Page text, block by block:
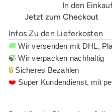
In den
Jetzt zum Checkout
Infos Zu den Lieferkosten
🚚 Wir versenden mit DHL,
🍃 Wir verpacken nachhaltig
🔒 Sicheres Bezahlen
❤️ Super Kundendienst, mit